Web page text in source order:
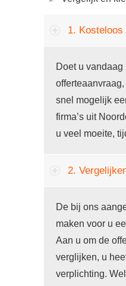
1. Kosteloos
Doet u vandaag
snel mogelijk
firma’s uit
u veel moeite,
2.
De bij ons
maken voor u
Aan u om de
verglijken, u
verplichting.